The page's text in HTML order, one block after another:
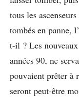
tous les
tombés en panne,
t-il ? Les
années 90, ne
pouvaient prêter à
seront peut-être